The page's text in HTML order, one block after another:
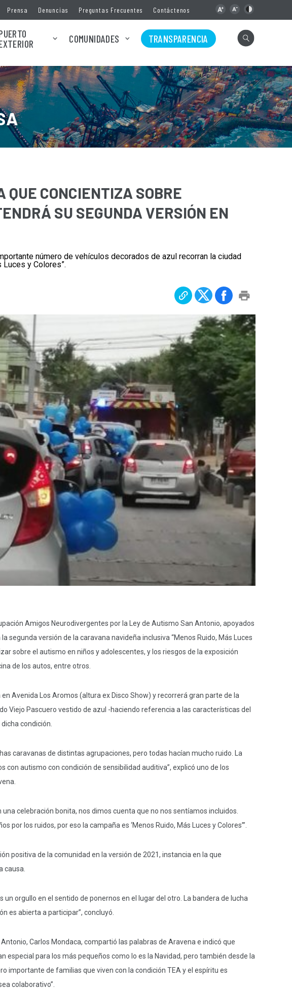
Prensa Denuncias Preguntas Frecuentes Contáctenos
COMUNIDADES TRANSPARENCIA
CONCIENTIZA SOBRE
SU SEGUNDA VERSIÓN EN
número de vehículos decorados de azul recorran la ciudad
Luces y Colores”.
Amigos Neurodivergentes por la Ley de Autismo San Antonio, apoyados
segunda versión de la caravana navideña inclusiva “Menos Ruido, Más Luces
sobre el autismo en niños y adolescentes, y los riesgos de la exposición
de los autos, entre otros.
Avenida Los Aromos (altura ex Disco Show) y recorrerá gran parte de la
Viejo Pascuero vestido de azul -haciendo referencia a las características del
condición.
caravanas de distintas agrupaciones, pero todas hacían mucho ruido. La
con autismo con condición de sensibilidad auditiva”, explicó uno de los
celebración bonita, nos dimos cuenta que no nos sentíamos incluidos.
por los ruidos, por eso la campaña es ‘Menos Ruido, Más Luces y Colores’”.
positiva de la comunidad en la versión de 2021, instancia en la que
causa.
un orgullo en el sentido de ponernos en el lugar del otro. La bandera de lucha
es abierta a participar”, concluyó.
Carlos Mondaca, compartió las palabras de Aravena e indicó que
especial para los más pequeños como lo es la Navidad, pero también desde la
importante de familias que viven con la condición TEA y el espíritu es
colaborativo”.